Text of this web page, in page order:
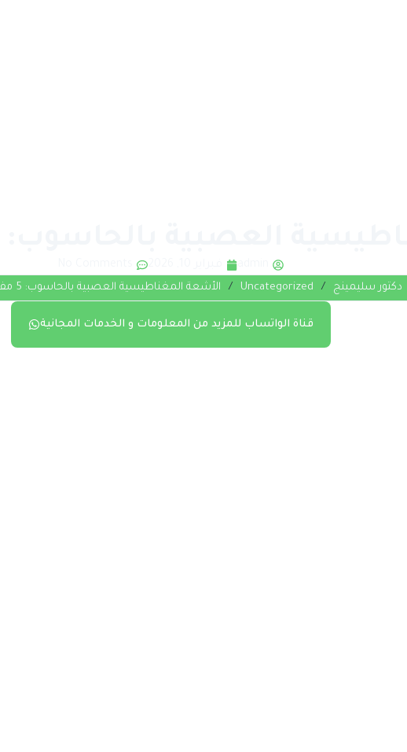
دكتور سليمينج /
Uncategorized
/ الأشعة المغناطيسية العصبية بالحاسوب: 5 مفاهيم أساسية
قناة الواتساب للمزيد من المعلومات و الخدمات المجانية